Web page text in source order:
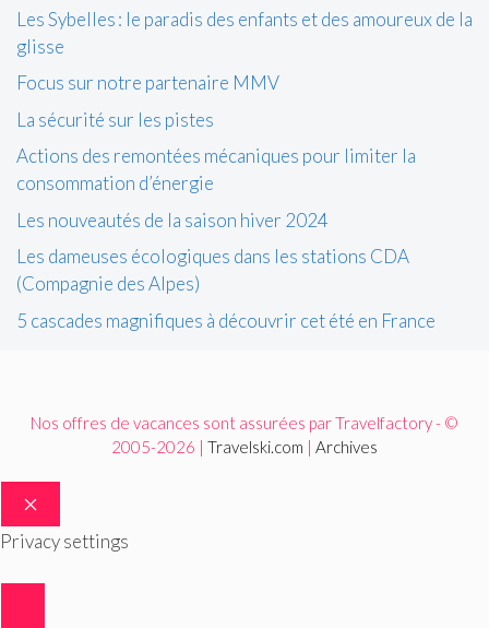
Les Sybelles : le paradis des enfants et des amoureux de la
glisse
Focus sur notre partenaire MMV
La sécurité sur les pistes
Actions des remontées mécaniques pour limiter la
consommation d’énergie
Les nouveautés de la saison hiver 2024
Les dameuses écologiques dans les stations CDA
(Compagnie des Alpes)
5 cascades magnifiques à découvrir cet été en France
Nos offres de vacances sont assurées par Travelfactory - ©
2005-2026 | Travelski.com | Archives
FERMER
Privacy settings